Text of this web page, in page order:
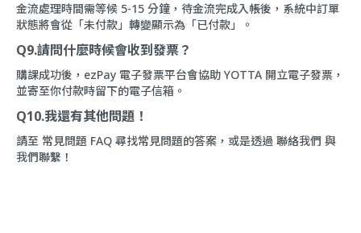
金流處理時間需等候 5-15 分鐘，待金流完成入帳後，系統中訂單
狀態將會從「未付款」轉變顯示為「已付款」。
Q9.請問什麼時候會收到發票？
購課成功後，ezPay 電子發票平台會協助 YOTTA 開立電子發票，
並寄至你付款時留下的電子信箱。
Q10.我還有其他問題！
請至 常見問題 FAQ 尋找常見問題的答案，或是透過 聯絡我們 與
我們聯繫！